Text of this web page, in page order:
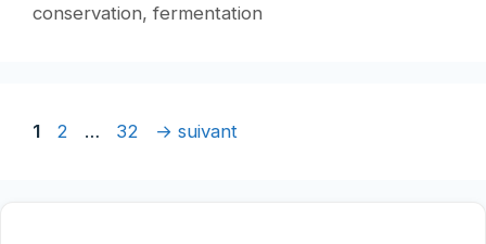
conservation,fermentation
Page
1 Page
2 … Page
32 → suivant